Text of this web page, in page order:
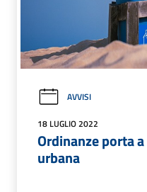
AVVISI
18 LUGLIO 2022
Ordinanze porta
urbana